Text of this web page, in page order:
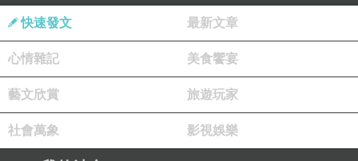
收錄於專欄《南風過客》
下一篇：
快速發文 最新文章
心情雜記 美食饗宴
藝文欣賞 旅遊玩家
社會萬象 影視娛樂